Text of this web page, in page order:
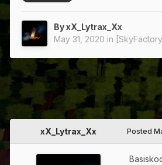
ByxX_Lytrax_Xx
May 31, 2020 in
xX_Lytrax_Xx Posted